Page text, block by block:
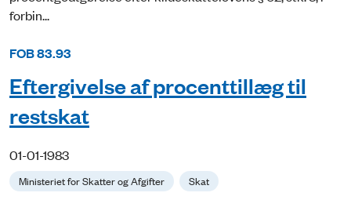
forbin...
FOB 83.93
Eftergivelse af procenttillæg til
restskat
01-01-1983
Ministeriet for Skatter og Afgifter Skat